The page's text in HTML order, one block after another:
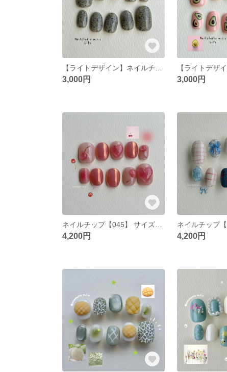
3,000円 3,000円
4,200円 4,200円